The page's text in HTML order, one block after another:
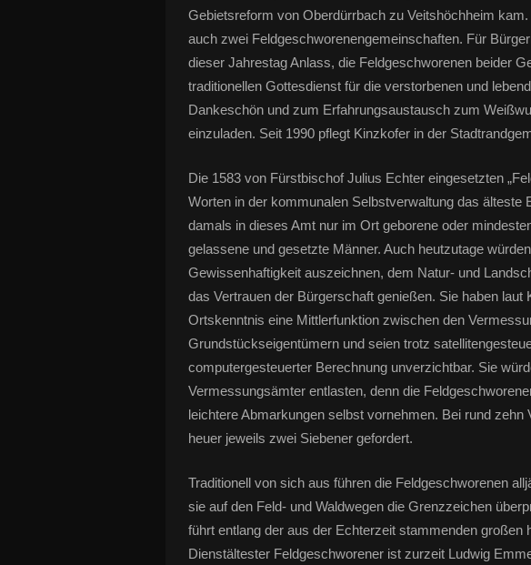
Gebietsreform von Oberdürrbach zu Veitshöchheim
auch zwei Feldgeschworenengemeinschaften. Für
dieser Jahrestag Anlass, die Feldgeschworenen beider
traditionellen Gottesdienst für die verstorbenen und
Dankeschön und zum Erfahrungsaustausch zum
einzuladen. Seit 1990 pflegt Kinzkofer in der
Die 1583 von Fürstbischof Julius Echter eingesetzten
Worten in der kommunalen Selbstverwaltung das älteste
damals in dieses Amt nur im Ort geborene oder
gelassene und gesetzte Männer. Auch heutzutage
Gewissenhaftigkeit auszeichnen, dem Natur- und
das Vertrauen der Bürgerschaft genießen. Sie haben laut
Ortskenntnis eine Mittlerfunktion zwischen den
Grundstückseigentümern und seien trotz
computergesteuerter Berechnung unverzichtbar. Sie
Vermessungsämter entlasten, denn die
leichtere Abmarkungen selbst vornehmen. Bei rund
heuer jeweils zwei Siebener gefordert.
Traditionell von sich aus führen die Feldgeschworenen
sie auf den Feld- und Waldwegen die Grenzzeichen
führt entlang der aus der Echterzeit stammenden großen
Dienstältester Feldgeschworener ist zurzeit Ludwig